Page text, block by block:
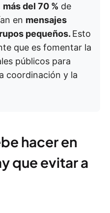
más del 70 % de
en mensajes
pequeños. Esto
que es fomentar la
públicos para
coordinación y la
hacer en
que evitar a